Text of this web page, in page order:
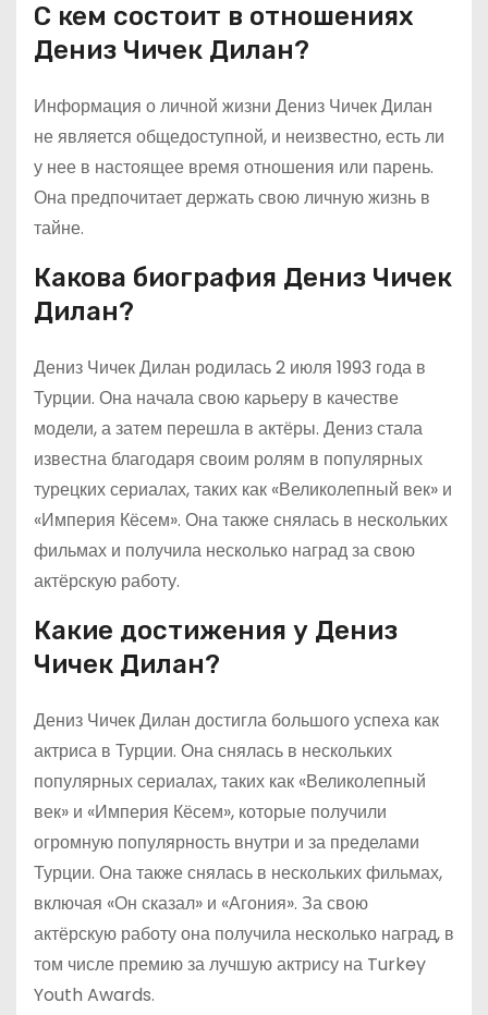
С кем состоит в отношениях
Дениз Чичек Дилан?
Информация о личной жизни Дениз Чичек Дилан
не является общедоступной, и неизвестно, есть ли
у нее в настоящее время отношения или парень.
Она предпочитает держать свою личную жизнь в
тайне.
Какова биография Дениз Чичек
Дилан?
Дениз Чичек Дилан родилась 2 июля 1993 года в
Турции. Она начала свою карьеру в качестве
модели, а затем перешла в актёры. Дениз стала
известна благодаря своим ролям в популярных
турецких сериалах, таких как «Великолепный век» и
«Империя Кёсем». Она также снялась в нескольких
фильмах и получила несколько наград за свою
актёрскую работу.
Какие достижения у Дениз
Чичек Дилан?
Дениз Чичек Дилан достигла большого успеха как
актриса в Турции. Она снялась в нескольких
популярных сериалах, таких как «Великолепный
век» и «Империя Кёсем», которые получили
огромную популярность внутри и за пределами
Турции. Она также снялась в нескольких фильмах,
включая «Он сказал» и «Агония». За свою
актёрскую работу она получила несколько наград, в
том числе премию за лучшую актрису на Turkey
Youth Awards.